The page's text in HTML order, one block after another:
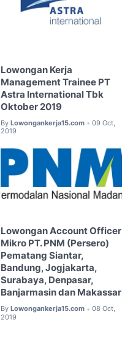
Lowongan Kerja
Management Trainee PT
Astra International Tbk
Oktober 2019
By Lowongankerja15.com • 09 Oct,
2019
Lowongan Account Officer
Mikro PT. PNM (Persero)
Pematang Siantar,
Bandung, Jogjakarta,
Surabaya, Denpasar,
Banjarmasin dan Makassar
By Lowongankerja15.com • 08 Oct,
2019